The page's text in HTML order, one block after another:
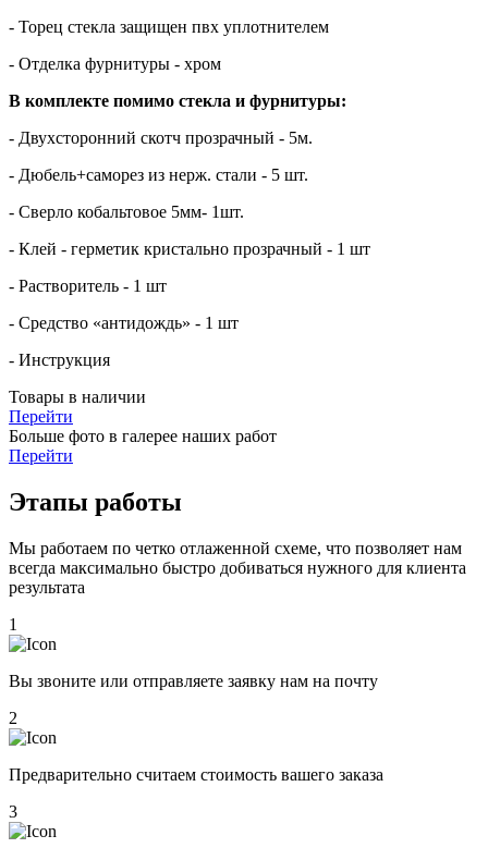
- Торец стекла защищен пвх уплотнителем
- Отделка фурнитуры - хром
В комплекте помимо стекла и фурнитуры:
- Двухсторонний скотч прозрачный - 5м.
- Дюбель+саморез из нерж. стали - 5 шт.
- Сверло кобальтовое 5мм- 1шт.
- Клей - герметик кристально прозрачный - 1 шт
- Растворитель - 1 шт
- Средство «антидождь» - 1 шт
- Инструкция
Товары в наличии
Перейти
Больше фото в галерее наших работ
Перейти
Этапы работы
Мы работаем по четко отлаженной схеме, что позволяет нам
всегда максимально быстро добиваться нужного для клиента
результата
1
Вы звоните или отправляете заявку нам на почту
2
Предварительно считаем стоимость вашего заказа
3